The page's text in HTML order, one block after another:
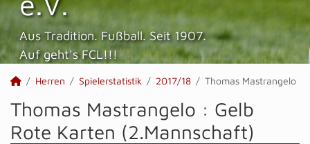
Aus Tradition. Fußball. Seit 1907.
Auf geht's FCL!!!
Herren Spielerstatistik 2017/18 Thomas Mastrangelo
Thomas Mastrangelo : Gelb
Rote Karten (2.Mannschaft)